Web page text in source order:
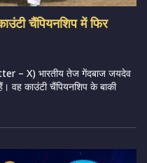
चैंपियनशिप में फिर
– X) भारतीय तेज गेंदबाज जयदेव
वह काउंटी चैंपियनशिप के बाकी